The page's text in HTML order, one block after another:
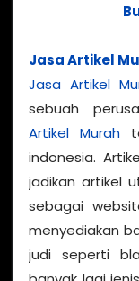
Jasa Artikel
Jasa Artikel
sebuah
Artikel Murah
indonesia.
jadikan artikel
sebagai
menyediakan
judi seperti